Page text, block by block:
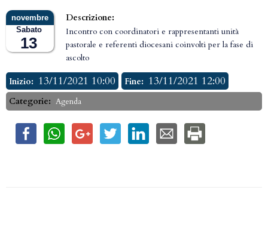
Sabato
13
Descrizione:
Incontro con coordinatori e rappresentanti unità
pastorale e referenti diocesani coinvolti per la fase di
ascolto
Inizio: 13/11/2021 10:00 Fine: 13/11/2021 12:00
Categorie: Agenda